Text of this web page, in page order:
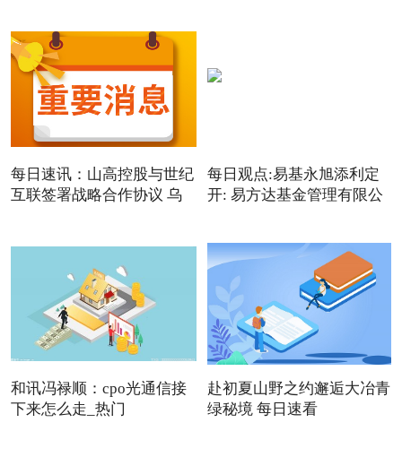
每日速讯：山高控股与世纪
互联签署战略合作协议 乌
每日观点:易基永旭添利定
开: 易方达基金管理有限公
和讯冯禄顺：cpo光通信接
下来怎么走_热门
赴初夏山野之约邂逅大冶青
绿秘境 每日速看